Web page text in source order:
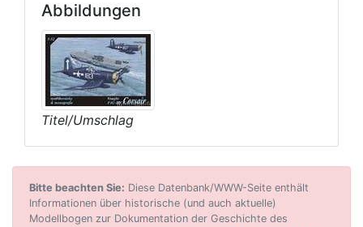
Abbildungen
Titel/Umschlag
Bitte beachten Sie: Diese Datenbank/WWW-Seite enthält
Informationen über historische (und auch aktuelle)
Modellbogen zur Dokumentation der Geschichte des